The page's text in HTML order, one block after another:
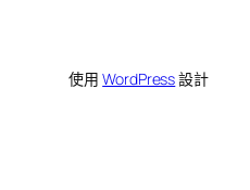
使用WordPress設計